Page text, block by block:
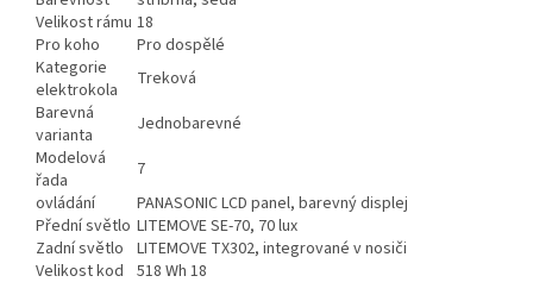
Velikost rámu 18
Pro koho
Pro dospělé
Kategorie
elektrokola
Treková
Barevná
varianta
Jednobarevné
Modelová
řada
7
ovládání
PANASONIC LCD panel, barevný displej
Přední světlo LITEMOVE SE-70, 70 lux
Zadní světlo LITEMOVE TX302, integrované v nosiči
Velikost kod 518 Wh 18